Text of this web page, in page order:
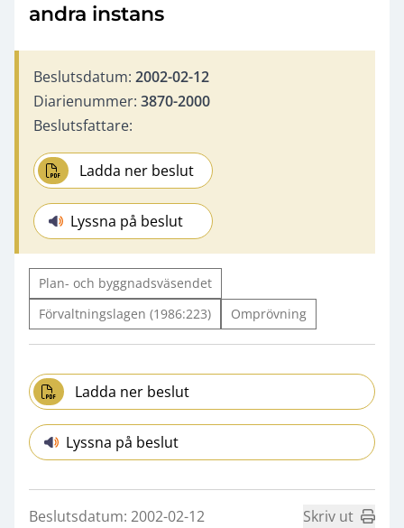
andra instans
Beslutsdatum: 2002-02-12
Diarienummer: 3870-2000
Beslutsfattare:
Ladda ner beslut
Lyssna på beslut
Plan- och byggnadsväsendet
Förvaltningslagen (1986:223)
Omprövning
Ladda ner beslut
Lyssna på beslut
Beslutsdatum: 2002-02-12 Skriv ut